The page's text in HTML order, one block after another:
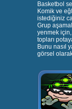
Basketbol
Komik ve
istediğiniz
Grup
yenmek için,
topları
Bunu nasıl
görsel